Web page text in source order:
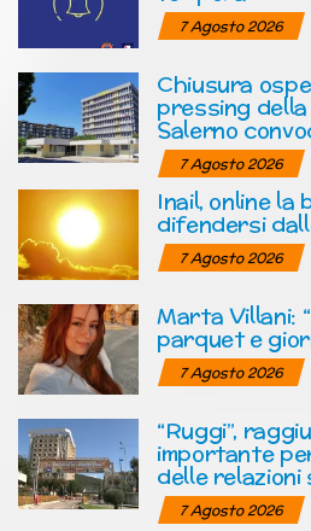
7 Agosto 2026
Chiusura
pressing della
Salerno
7 Agosto 2026
Inail, online
difendersi
7 Agosto 2026
Marta Villani:
parquet e
7 Agosto 2026
“Ruggi”,
importante
delle relazioni
7 Agosto 2026